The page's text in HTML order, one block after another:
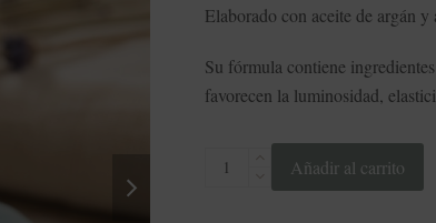
Elaborado con aceite de argán y
Su fórmula contiene
favorecen la luminosidad,
Jabón
Añadir al carrito